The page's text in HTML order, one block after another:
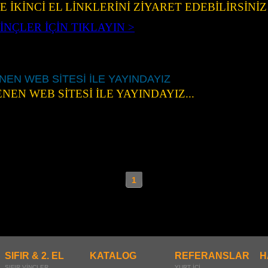
İKİNCİ EL LİNKLERİNİ ZİYARET
İÇİN TIKLAYIN >
VİNÇLER İÇİN TIKLAYIN >
WEB SİTESİ İLE YAYINDAYIZ
WEB SİTESİ İLE YAYINDAYIZ...
1
SIFIR & 2. EL KATALOG REFERANSLAR